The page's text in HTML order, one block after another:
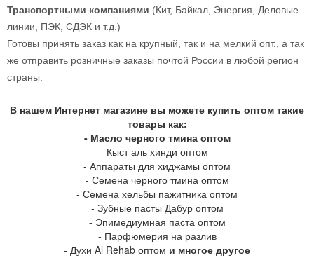
Транспортными компаниями (Кит, Байкал, Энергия, Деловые
линии, ПЭК, СДЭК и т.д.)
Готовы принять заказ как на крупный, так и на мелкий опт., а так
же отправить розничные заказы почтой России в любой регион
страны.
В нашем Интернет магазине вы можете купить оптом такие
товары как:
- Масло черного тмина оптом
Кыст аль хинди оптом
- Аппараты для хиджамы оптом
- Семена черного тмина оптом
- Семена хельбы пажитника оптом
- Зубные пасты Дабур оптом
- Эпимедиумная паста оптом
- Парфюмерия на разлив
- Духи Al Rehab оптом и многое другое